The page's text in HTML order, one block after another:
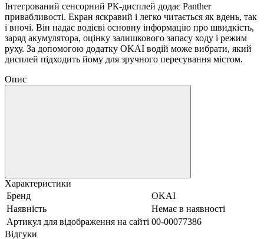
Інтегрований сенсорний РК-дисплей додає Panther
привабливості. Екран яскравий і легко читається як вдень, так
і вночі. Він надає водієві основну інформацію про швидкість,
заряд акумулятора, оцінку залишкового запасу ходу і режим
руху. За допомогою додатку OKAI водій може вибрати, який
дисплей підходить йому для зручного пересування містом.
Опис
Характеристики
Бренд
OKAI
Наявність
Немає в наявності
Артикул для відображення на сайті 00-00077386
Відгуки